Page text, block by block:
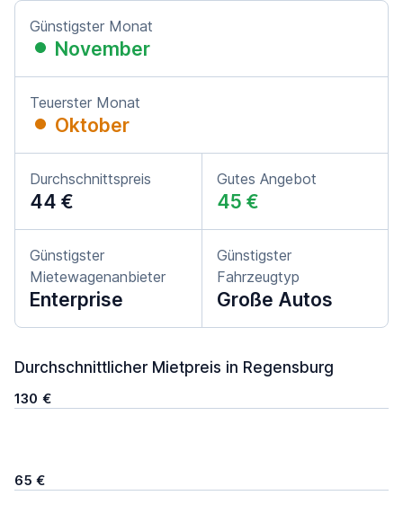
Günstigster Monat
November
Teuerster Monat
Oktober
Durchschnittspreis
44 €
Gutes Angebot
45 €
Günstigster
Mietewagenanbieter
Enterprise
Günstigster
Fahrzeugtyp
Große Autos
Durchschnittlicher Mietpreis in Regensburg
130 €
65 €